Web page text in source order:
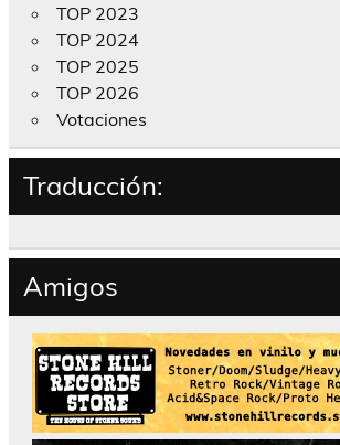
TOP 2023
TOP 2024
TOP 2025
TOP 2026
Votaciones
Traducción:
Amigos